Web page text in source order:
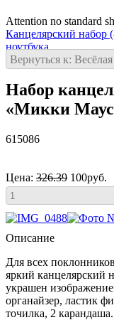
Attention no standard
Канцелярский набор
ноутбука
Вернуться к:
Набор
«Микки
615086
Цена: 326.39 100руб.
Описание
Для всех
яркий канцелярский
украшен
органайзер, ластик
точилка, 2 карандаша.